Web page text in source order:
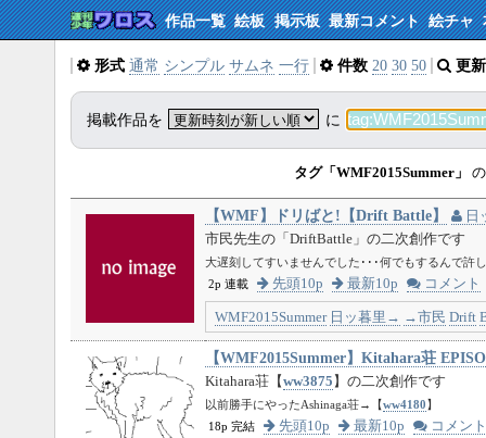
作品一覧 絵板 掲示板 最新コメント 絵チャ
形式 通常 シンプル サムネ 一行 件数 20 30 50 更
掲載作品を に
タグ「WMF2015Summer」
【WMF】ドリばと!【Drift Battle】
日
市民先生の「DriftBattle」の二次創作です
大遅刻してすいませんでした･･･何でもするんで許
2p 連載
先頭10p 最新10p コメント
WMF2015Summer 日ッ暮里→ →市民 Drift
【WMF2015Summer】Kitahara荘
Kitahara荘【ww3875 】の二次創作です
以前勝手にやったAshinaga荘→【ww4180】
18p 完結
先頭10p 最新10p コメント